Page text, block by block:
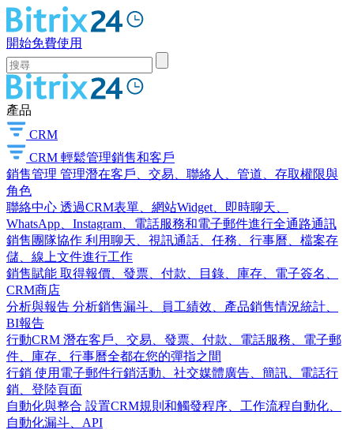
開始免費使用
產品
CRM
CRM 輕鬆管理銷售和客戶
銷售管理 管理潛在客戶、交易、聯絡人、管道、存取權限與
角色
聯絡中心 透過CRM表單、網站Widget、即時聊天、
WhatsApp、Instagram、電話服務和電子郵件進行全通路通訊
銷售團隊協作 利用聊天、視訊通話、任務、行事曆、檔案存
儲、線上文件進行工作
銷售賦能 取得報價、發票、付款、目錄、庫存、電子簽名、
CRM商店
分析與報告 分析銷售漏斗、員工績效、產品銷售情況統計、
BI報告
行動CRM 潛在客戶、交易、發票、付款、電話服務、電子郵
件、庫存、行事曆全都在您的彈指之間
行銷 使用電子郵件行銷活動、社交媒體廣告、簡訊、電話行
銷、登陸頁面
自動化與整合 設置CRM規則和觸發程序、工作流程自動化、
自動化漏斗、API